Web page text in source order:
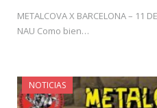
METALCOVA X BARCELONA – 11
NAU Como bien…
NOTICIAS